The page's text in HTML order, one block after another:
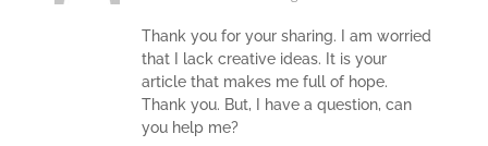
Thank you for your sharing. I am worried
that I lack creative ideas. It is your
article that makes me full of hope.
Thank you. But, I have a question, can
you help me?